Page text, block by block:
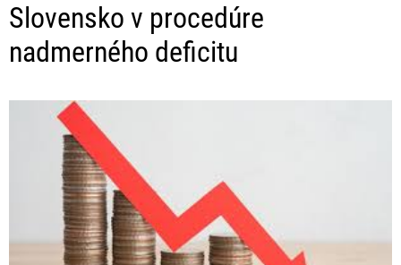
Slovensko v procedúre
nadmerného deficitu